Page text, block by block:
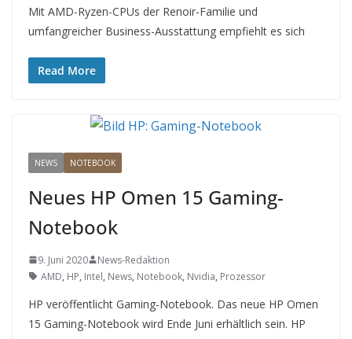
Mit AMD-Ryzen-CPUs der Renoir-Familie und
umfangreicher Business-Ausstattung empfiehlt es sich
Read More
NEWS NOTEBOOK
Neues HP Omen 15 Gaming-
Notebook
9. Juni 2020
News-Redaktion
AMD, HP, Intel, News, Notebook, Nvidia, Prozessor
HP veröffentlicht Gaming-Notebook. Das neue HP Omen
15 Gaming-Notebook wird Ende Juni erhältlich sein. HP